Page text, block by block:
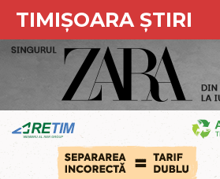
TIMIȘOARA ȘTIRI